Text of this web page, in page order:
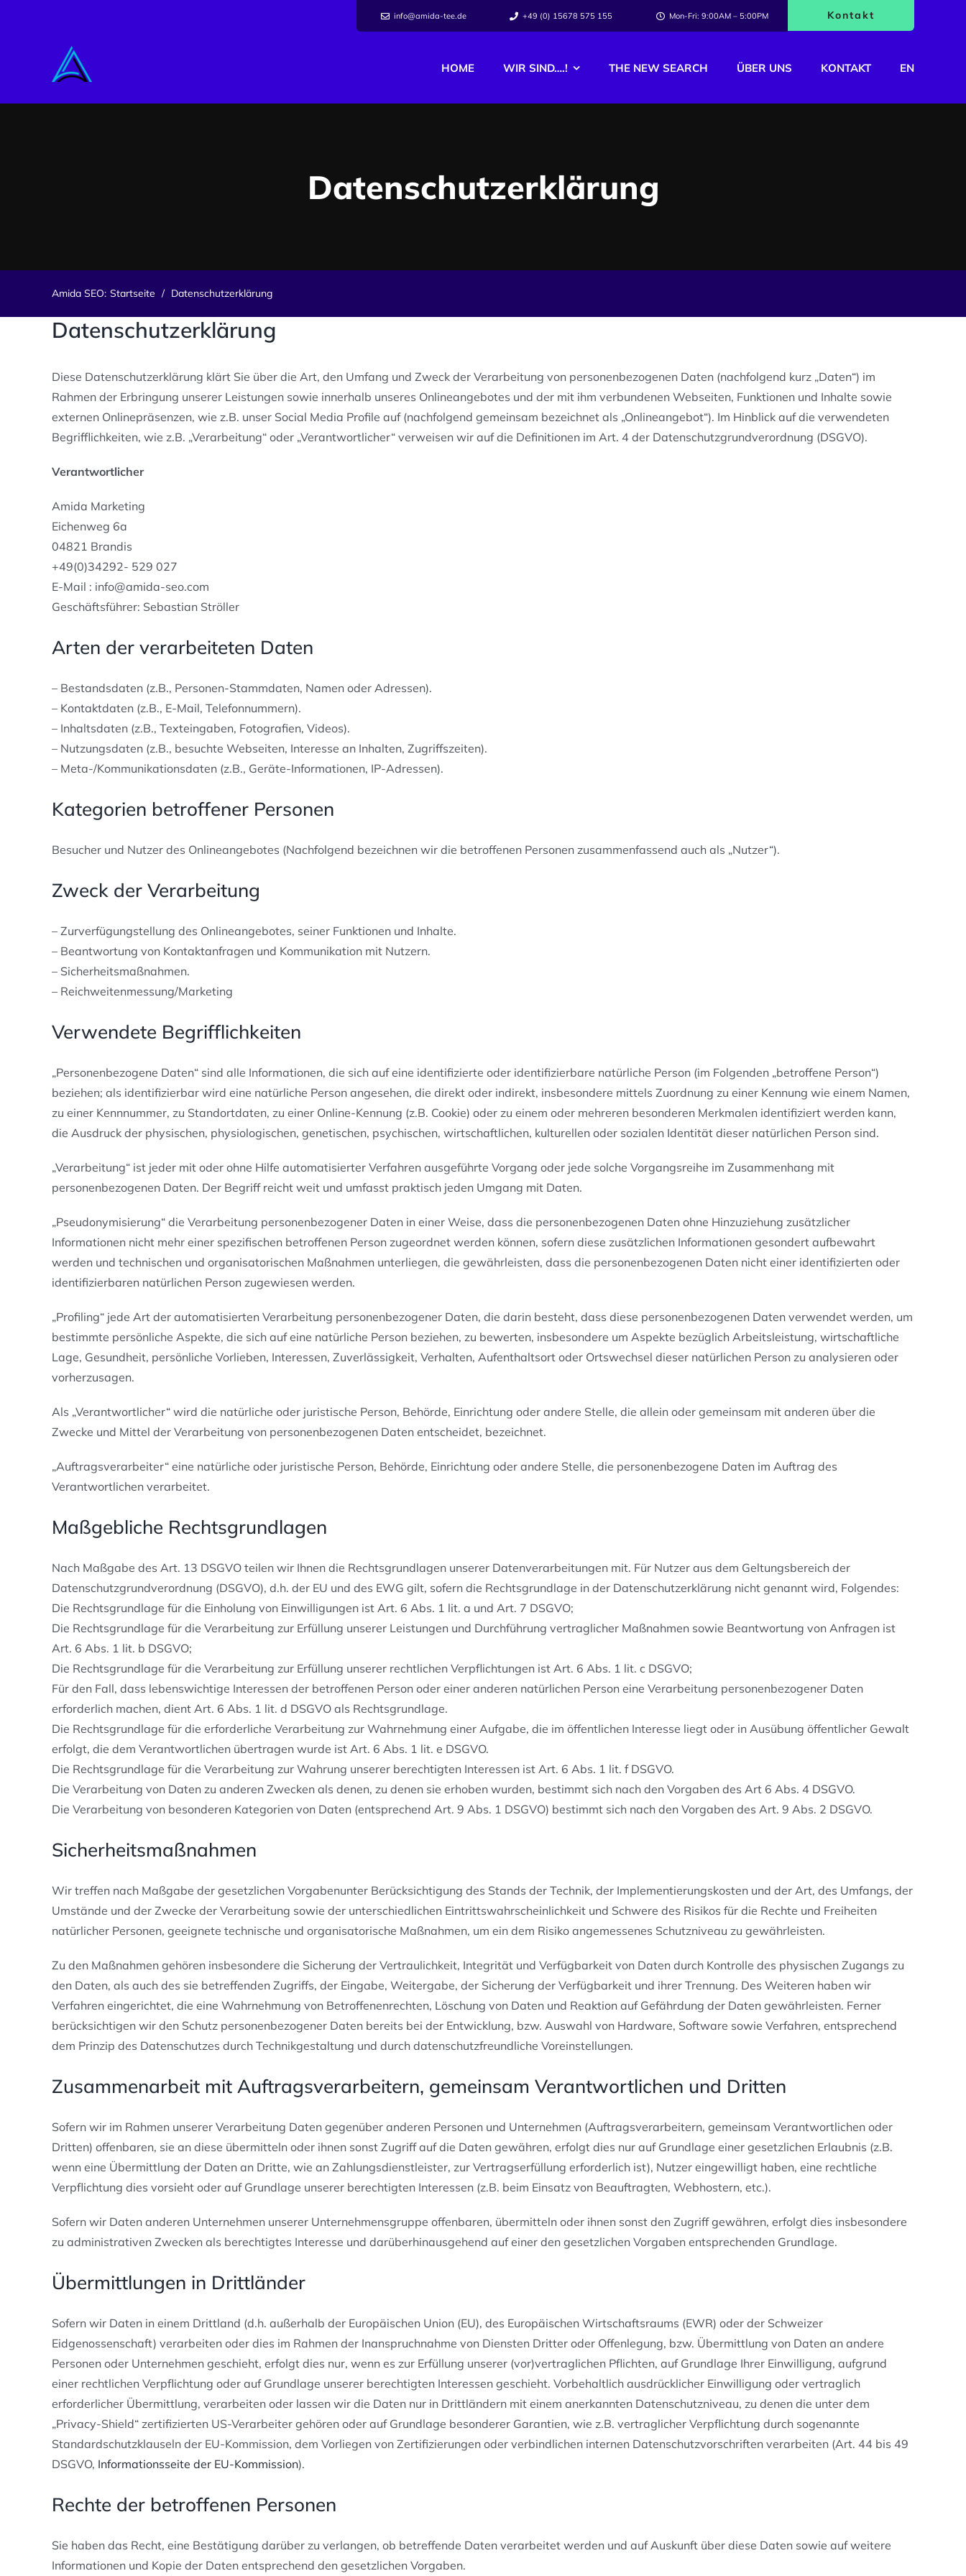
info@amida-tee.de +49 (0) 15678 575 155 Mon-Fri: 9:00AM – 5:00PM Kontakt
HOME WIR SIND….! THE NEW SEARCH ÜBER UNS KONTAKT EN
Datenschutzerklärung
Amida SEO: Startseite / Datenschutzerklärung
Datenschutzerklärung
Diese Datenschutzerklärung klärt Sie über die Art, den Umfang und Zweck der Verarbeitung von personenbezogenen Daten (nachfolgend kurz „Daten“) im
Rahmen der Erbringung unserer Leistungen sowie innerhalb unseres Onlineangebotes und der mit ihm verbundenen Webseiten, Funktionen und Inhalte sowie
externen Onlinepräsenzen, wie z.B. unser Social Media Profile auf (nachfolgend gemeinsam bezeichnet als „Onlineangebot“). Im Hinblick auf die verwendeten
Begrifflichkeiten, wie z.B. „Verarbeitung“ oder „Verantwortlicher“ verweisen wir auf die Definitionen im Art. 4 der Datenschutzgrundverordnung (DSGVO).
Verantwortlicher
Amida Marketing
Eichenweg 6a
04821 Brandis
+49(0)34292- 529 027
E-Mail : info@amida-seo.com
Geschäftsführer: Sebastian Ströller
Arten der verarbeiteten Daten
– Bestandsdaten (z.B., Personen-Stammdaten, Namen oder Adressen).
– Kontaktdaten (z.B., E-Mail, Telefonnummern).
– Inhaltsdaten (z.B., Texteingaben, Fotografien, Videos).
– Nutzungsdaten (z.B., besuchte Webseiten, Interesse an Inhalten, Zugriffszeiten).
– Meta-/Kommunikationsdaten (z.B., Geräte-Informationen, IP-Adressen).
Kategorien betroffener Personen
Besucher und Nutzer des Onlineangebotes (Nachfolgend bezeichnen wir die betroffenen Personen zusammenfassend auch als „Nutzer“).
Zweck der Verarbeitung
– Zurverfügungstellung des Onlineangebotes, seiner Funktionen und Inhalte.
– Beantwortung von Kontaktanfragen und Kommunikation mit Nutzern.
– Sicherheitsmaßnahmen.
– Reichweitenmessung/Marketing
Verwendete Begrifflichkeiten
„Personenbezogene Daten“ sind alle Informationen, die sich auf eine identifizierte oder identifizierbare natürliche Person (im Folgenden „betroffene Person“)
beziehen; als identifizierbar wird eine natürliche Person angesehen, die direkt oder indirekt, insbesondere mittels Zuordnung zu einer Kennung wie einem Namen,
zu einer Kennnummer, zu Standortdaten, zu einer Online-Kennung (z.B. Cookie) oder zu einem oder mehreren besonderen Merkmalen identifiziert werden kann,
die Ausdruck der physischen, physiologischen, genetischen, psychischen, wirtschaftlichen, kulturellen oder sozialen Identität dieser natürlichen Person sind.
„Verarbeitung“ ist jeder mit oder ohne Hilfe automatisierter Verfahren ausgeführte Vorgang oder jede solche Vorgangsreihe im Zusammenhang mit
personenbezogenen Daten. Der Begriff reicht weit und umfasst praktisch jeden Umgang mit Daten.
„Pseudonymisierung“ die Verarbeitung personenbezogener Daten in einer Weise, dass die personenbezogenen Daten ohne Hinzuziehung zusätzlicher
Informationen nicht mehr einer spezifischen betroffenen Person zugeordnet werden können, sofern diese zusätzlichen Informationen gesondert aufbewahrt
werden und technischen und organisatorischen Maßnahmen unterliegen, die gewährleisten, dass die personenbezogenen Daten nicht einer identifizierten oder
identifizierbaren natürlichen Person zugewiesen werden.
„Profiling“ jede Art der automatisierten Verarbeitung personenbezogener Daten, die darin besteht, dass diese personenbezogenen Daten verwendet werden, um
bestimmte persönliche Aspekte, die sich auf eine natürliche Person beziehen, zu bewerten, insbesondere um Aspekte bezüglich Arbeitsleistung, wirtschaftliche
Lage, Gesundheit, persönliche Vorlieben, Interessen, Zuverlässigkeit, Verhalten, Aufenthaltsort oder Ortswechsel dieser natürlichen Person zu analysieren oder
vorherzusagen.
Als „Verantwortlicher“ wird die natürliche oder juristische Person, Behörde, Einrichtung oder andere Stelle, die allein oder gemeinsam mit anderen über die
Zwecke und Mittel der Verarbeitung von personenbezogenen Daten entscheidet, bezeichnet.
„Auftragsverarbeiter“ eine natürliche oder juristische Person, Behörde, Einrichtung oder andere Stelle, die personenbezogene Daten im Auftrag des
Verantwortlichen verarbeitet.
Maßgebliche Rechtsgrundlagen
Nach Maßgabe des Art. 13 DSGVO teilen wir Ihnen die Rechtsgrundlagen unserer Datenverarbeitungen mit. Für Nutzer aus dem Geltungsbereich der
Datenschutzgrundverordnung (DSGVO), d.h. der EU und des EWG gilt, sofern die Rechtsgrundlage in der Datenschutzerklärung nicht genannt wird, Folgendes:
Die Rechtsgrundlage für die Einholung von Einwilligungen ist Art. 6 Abs. 1 lit. a und Art. 7 DSGVO;
Die Rechtsgrundlage für die Verarbeitung zur Erfüllung unserer Leistungen und Durchführung vertraglicher Maßnahmen sowie Beantwortung von Anfragen ist
Art. 6 Abs. 1 lit. b DSGVO;
Die Rechtsgrundlage für die Verarbeitung zur Erfüllung unserer rechtlichen Verpflichtungen ist Art. 6 Abs. 1 lit. c DSGVO;
Für den Fall, dass lebenswichtige Interessen der betroffenen Person oder einer anderen natürlichen Person eine Verarbeitung personenbezogener Daten
erforderlich machen, dient Art. 6 Abs. 1 lit. d DSGVO als Rechtsgrundlage.
Die Rechtsgrundlage für die erforderliche Verarbeitung zur Wahrnehmung einer Aufgabe, die im öffentlichen Interesse liegt oder in Ausübung öffentlicher Gewalt
erfolgt, die dem Verantwortlichen übertragen wurde ist Art. 6 Abs. 1 lit. e DSGVO.
Die Rechtsgrundlage für die Verarbeitung zur Wahrung unserer berechtigten Interessen ist Art. 6 Abs. 1 lit. f DSGVO.
Die Verarbeitung von Daten zu anderen Zwecken als denen, zu denen sie erhoben wurden, bestimmt sich nach den Vorgaben des Art 6 Abs. 4 DSGVO.
Die Verarbeitung von besonderen Kategorien von Daten (entsprechend Art. 9 Abs. 1 DSGVO) bestimmt sich nach den Vorgaben des Art. 9 Abs. 2 DSGVO.
Sicherheitsmaßnahmen
Wir treffen nach Maßgabe der gesetzlichen Vorgabenunter Berücksichtigung des Stands der Technik, der Implementierungskosten und der Art, des Umfangs, der
Umstände und der Zwecke der Verarbeitung sowie der unterschiedlichen Eintrittswahrscheinlichkeit und Schwere des Risikos für die Rechte und Freiheiten
natürlicher Personen, geeignete technische und organisatorische Maßnahmen, um ein dem Risiko angemessenes Schutzniveau zu gewährleisten.
Zu den Maßnahmen gehören insbesondere die Sicherung der Vertraulichkeit, Integrität und Verfügbarkeit von Daten durch Kontrolle des physischen Zugangs zu
den Daten, als auch des sie betreffenden Zugriffs, der Eingabe, Weitergabe, der Sicherung der Verfügbarkeit und ihrer Trennung. Des Weiteren haben wir
Verfahren eingerichtet, die eine Wahrnehmung von Betroffenenrechten, Löschung von Daten und Reaktion auf Gefährdung der Daten gewährleisten. Ferner
berücksichtigen wir den Schutz personenbezogener Daten bereits bei der Entwicklung, bzw. Auswahl von Hardware, Software sowie Verfahren, entsprechend
dem Prinzip des Datenschutzes durch Technikgestaltung und durch datenschutzfreundliche Voreinstellungen.
Zusammenarbeit mit Auftragsverarbeitern, gemeinsam Verantwortlichen und Dritten
Sofern wir im Rahmen unserer Verarbeitung Daten gegenüber anderen Personen und Unternehmen (Auftragsverarbeitern, gemeinsam Verantwortlichen oder
Dritten) offenbaren, sie an diese übermitteln oder ihnen sonst Zugriff auf die Daten gewähren, erfolgt dies nur auf Grundlage einer gesetzlichen Erlaubnis (z.B.
wenn eine Übermittlung der Daten an Dritte, wie an Zahlungsdienstleister, zur Vertragserfüllung erforderlich ist), Nutzer eingewilligt haben, eine rechtliche
Verpflichtung dies vorsieht oder auf Grundlage unserer berechtigten Interessen (z.B. beim Einsatz von Beauftragten, Webhostern, etc.).
Sofern wir Daten anderen Unternehmen unserer Unternehmensgruppe offenbaren, übermitteln oder ihnen sonst den Zugriff gewähren, erfolgt dies insbesondere
zu administrativen Zwecken als berechtigtes Interesse und darüberhinausgehend auf einer den gesetzlichen Vorgaben entsprechenden Grundlage.
Übermittlungen in Drittländer
Sofern wir Daten in einem Drittland (d.h. außerhalb der Europäischen Union (EU), des Europäischen Wirtschaftsraums (EWR) oder der Schweizer
Eidgenossenschaft) verarbeiten oder dies im Rahmen der Inanspruchnahme von Diensten Dritter oder Offenlegung, bzw. Übermittlung von Daten an andere
Personen oder Unternehmen geschieht, erfolgt dies nur, wenn es zur Erfüllung unserer (vor)vertraglichen Pflichten, auf Grundlage Ihrer Einwilligung, aufgrund
einer rechtlichen Verpflichtung oder auf Grundlage unserer berechtigten Interessen geschieht. Vorbehaltlich ausdrücklicher Einwilligung oder vertraglich
erforderlicher Übermittlung, verarbeiten oder lassen wir die Daten nur in Drittländern mit einem anerkannten Datenschutzniveau, zu denen die unter dem
„Privacy-Shield“ zertifizierten US-Verarbeiter gehören oder auf Grundlage besonderer Garantien, wie z.B. vertraglicher Verpflichtung durch sogenannte
Standardschutzklauseln der EU-Kommission, dem Vorliegen von Zertifizierungen oder verbindlichen internen Datenschutzvorschriften verarbeiten (Art. 44 bis 49
DSGVO, Informationsseite der EU-Kommission).
Rechte der betroffenen Personen
Sie haben das Recht, eine Bestätigung darüber zu verlangen, ob betreffende Daten verarbeitet werden und auf Auskunft über diese Daten sowie auf weitere
Informationen und Kopie der Daten entsprechend den gesetzlichen Vorgaben.